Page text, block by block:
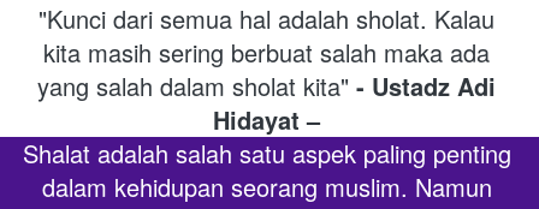
"Kunci dari semua hal adalah sholat. Kalau
kita masih sering berbuat salah maka ada
yang salah dalam sholat kita" - Ustadz Adi
Hidayat –
Shalat adalah salah satu aspek paling penting
dalam kehidupan seorang muslim. Namun